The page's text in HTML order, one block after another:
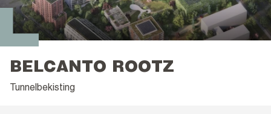
BELCANTO ROOTZ
Tunnelbekisting